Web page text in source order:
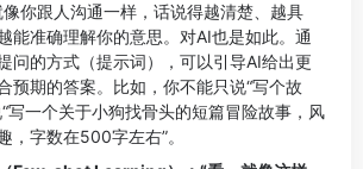
你跟人沟通一样，话说得越清楚、越具
能准确理解你的意思。对AI也是如此。通
问的方式（提示词），可以引导AI给出更
预期的答案。比如，你不能只说“写个故
写一个关于小狗找骨头的短篇冒险故事，风
，字数在500字左右”。